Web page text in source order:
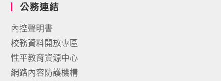
公務連結
內控聲明書
校務資料開放專區
性平教育資源中心
網路內容防護機構